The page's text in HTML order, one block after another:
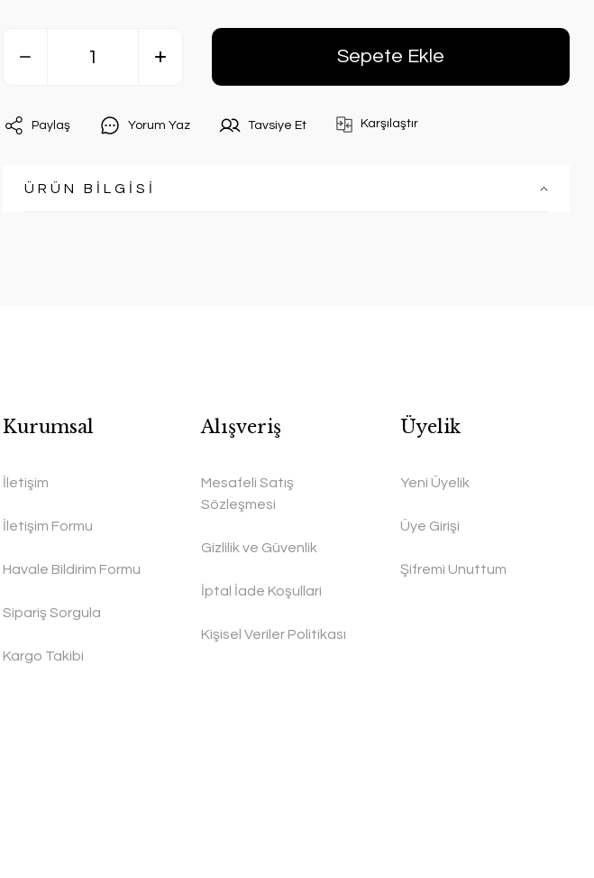
Sepete Ekle
Paylaş Yorum Yaz Tavsiye Et Karşılaştır
ÜRÜN BİLGİSİ
Kurumsal
İletişim
İletişim Formu
Havale Bildirim Formu
Sipariş Sorgula
Kargo Takibi
Alışveriş
Mesafeli Satış
Sözleşmesi
Gizlilik ve Güvenlik
İptal İade Koşullari
Kişisel Veriler Politikası
Üyelik
Yeni Üyelik
Üye Girişi
Şifremi Unuttum